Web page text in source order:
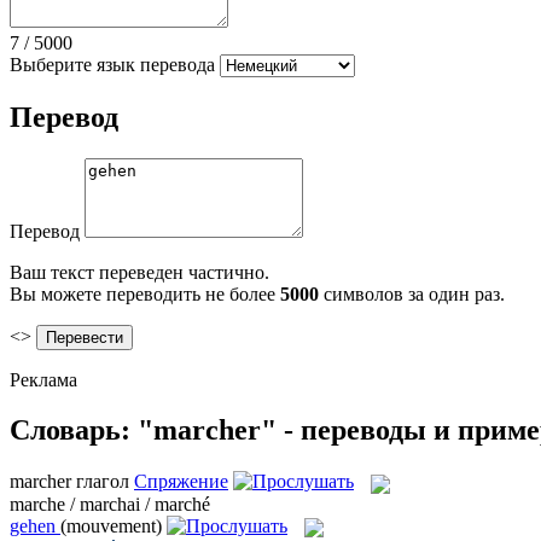
7 / 5000
Выберите язык перевода
Перевод
Перевод
Ваш текст переведен частично.
Вы можете переводить не более 5000 символов за один раз.
<>
Реклама
Словарь: "marcher" - переводы и
marcher глагол Спряжение
marche / marchai / marché
gehen (mouvement)